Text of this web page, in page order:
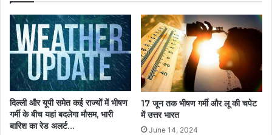
दिल्ली और यूपी समेत कई राज्यों में भीषण
गर्मी के बीच यहां बदलेगा मौसम, भारी
बारिश का रेड अलर्ट…
17 जून तक भीषण गर्मी और लू की चपेट
में उत्तर भारत
June 14, 2024